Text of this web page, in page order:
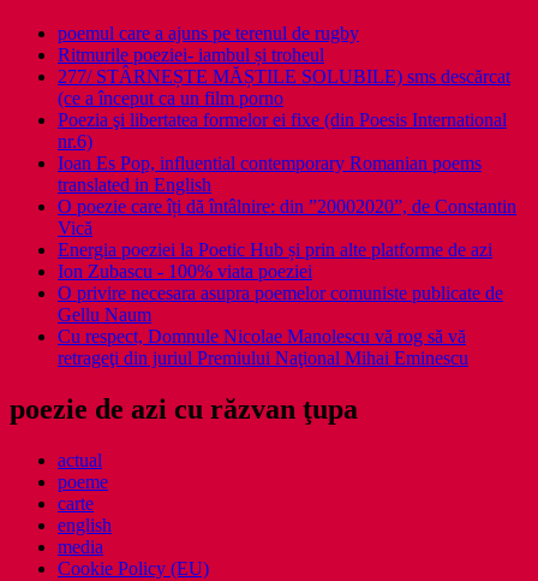
poemul care a ajuns pe terenul de rugby
Ritmurile poeziei- iambul și troheul
277/ STÂRNEȘTE MĂȘTILE SOLUBILE) sms descărcat
(ce a început ca un film porno
Poezia şi libertatea formelor ei fixe (din Poesis International
nr.6)
Ioan Es Pop, influential contemporary Romanian poems
translated in English
O poezie care îți dă întâlnire: din ”20002020”, de Constantin
Vică
Energia poeziei la Poetic Hub și prin alte platforme de azi
Ion Zubascu - 100% viata poeziei
O privire necesara asupra poemelor comuniste publicate de
Gellu Naum
Cu respect, Domnule Nicolae Manolescu vă rog să vă
retrageţi din juriul Premiului Naţional Mihai Eminescu
poezie de azi cu răzvan ţupa
actual
poeme
carte
english
media
Cookie Policy (EU)